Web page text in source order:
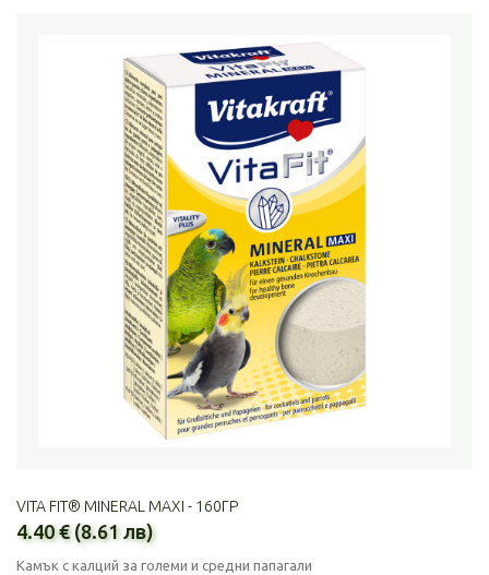
VITA FIT® MINERAL MAXI - 160ГР
4.40 € (8.61 лв)
Камък с калций за големи и средни папагали